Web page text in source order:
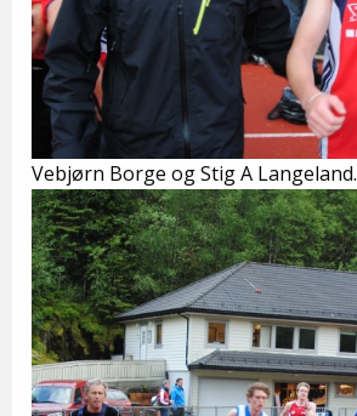
Vebjørn Borge og Stig A Langeland.